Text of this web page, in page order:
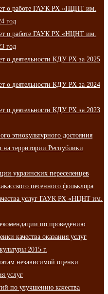
о работе ГАУК РХ «НЦНТ им.
год
о работе ГАУК РХ «НЦНТ им.
год
о деятельности КДУ РХ за 2025
о деятельности КДУ РХ за 2024
о деятельности КДУ РХ за 2023
этнокультурного достояния
территории Республики
украинских переселенцев
песенного фольклора
услуг ГАУК РХ «НЦНТ им.
по проведению
качества оказания услуг
2015 г.
независимой оценки
услуг
по улучшению качества